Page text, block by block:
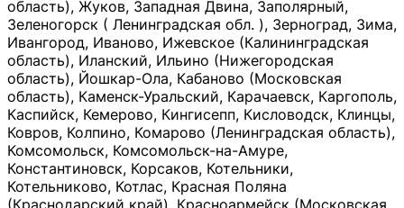
область), Жуков, Западная Двина, Заполярный,
Зеленогорск ( Ленинградская обл. ), Зерноград, Зима,
Ивангород, Иваново, Ижевское (Калининградская
область), Иланский, Ильино (Нижегородская
область), Йошкар-Ола, Кабаново (Московская
область), Каменск-Уральский, Карачаевск, Каргополь,
Каспийск, Кемерово, Кингисепп, Кисловодск, Клинцы,
Ковров, Колпино, Комарово (Ленинградская область),
Комсомольск, Комсомольск-на-Амуре,
Константиновск, Корсаков, Котельники,
Котельниково, Котлас, Красная Поляна
(Краснодарский край), Красноармейск (Московская